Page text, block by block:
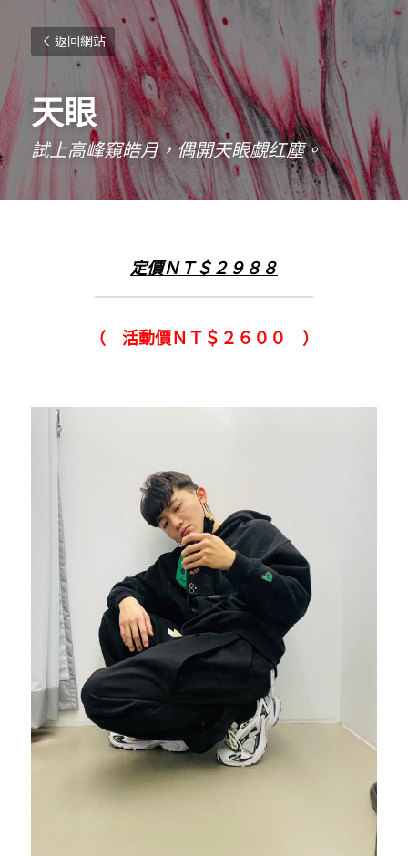
返回網站
天眼
試上高峰窺皓月，偶開天眼覷红塵。
定價ＮＴ＄２９８８
（　活動價ＮＴ＄２６００　）